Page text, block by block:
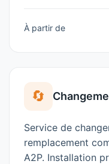
À partir de
🔄
Service de
remplacement
A2P. Installation